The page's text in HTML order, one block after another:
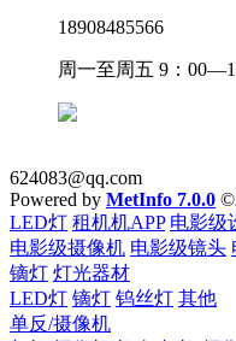
18908485566
周一至周五 9：
624083@qq.com
Powered by MetInfo 7.0.0
LED灯 租机机APP 电影级
电影级摄像机 电影级镜头
镝灯 灯光器材
LED灯 镝灯 钨丝灯 其他
单反/摄像机